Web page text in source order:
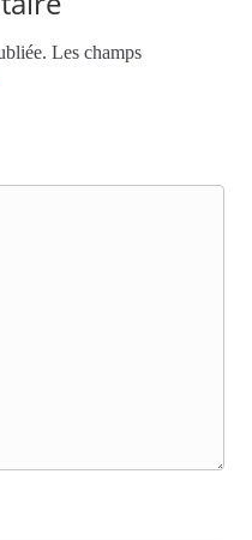
Les champs